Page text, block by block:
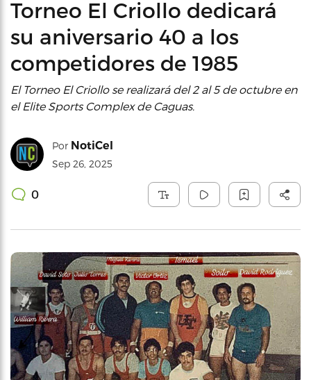
Torneo El Criollo dedicará
su aniversario 40 a los
competidores de 1985
El Torneo El Criollo se realizará del 2 al 5 de octubre en
el Elite Sports Complex de Caguas.
Por NotiCel
Sep 26, 2025
0